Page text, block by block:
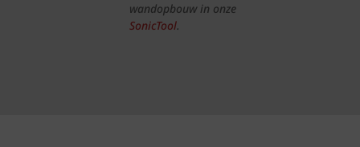
wandopbouw in onze
SonicTool.